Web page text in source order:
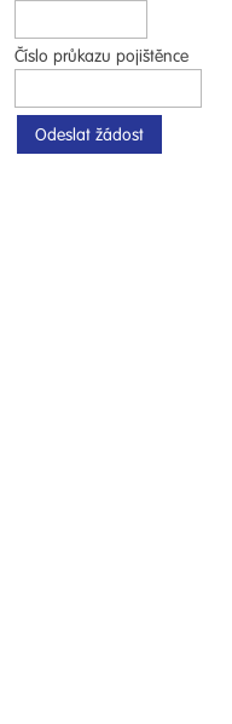
Číslo průkazu pojištěnce